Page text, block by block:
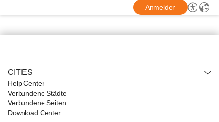
Anmelden
CITIES
Help Center
Verbundene Städte
Verbundene Seiten
Download Center